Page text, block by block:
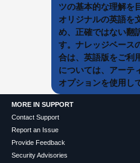
ツの基本的な理解を
オリジナルの英語を
め、正確ではない翻
す。ナレッジベース
合は、英語版をご利
については、アーテ
オプションを使用し
MORE IN SUPPORT
Contact Support
Report an Issue
Provide Feedback
Security Advisories